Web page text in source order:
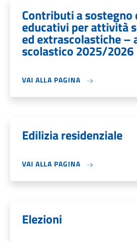
Contributi a
educativi per attività
ed extrascolastiche –
scolastico 2025/2026
VAI ALLA PAGINA
Edilizia residenziale
VAI ALLA PAGINA
Elezioni